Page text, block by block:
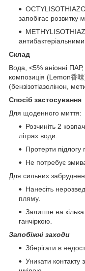
запобігає розвитку
Склад
Вода, <5% аніонні
композиція (Lemon香
(бензізотіазолінон,
Спосіб застосування
Для щоденного миття:
Розчиніть 2
літрах води.
Протерти
Не потребує
Для сильних
Нанесіть
пляму.
Залиште на
ганчіркою.
Запобіжні заходи
Зберігати в
Уникати контакту